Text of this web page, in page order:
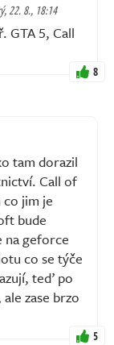
22. 8., 18:14
GTA 5, Call
8
tam dorazil
Call of
jim je
bude
na geforce
co se týče
teď po
zase brzo
5